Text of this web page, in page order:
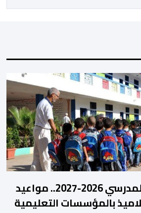
تفاصيل الدخول المدرسي 2026-2027.. مواعيد
بالمؤسسات التعليمية